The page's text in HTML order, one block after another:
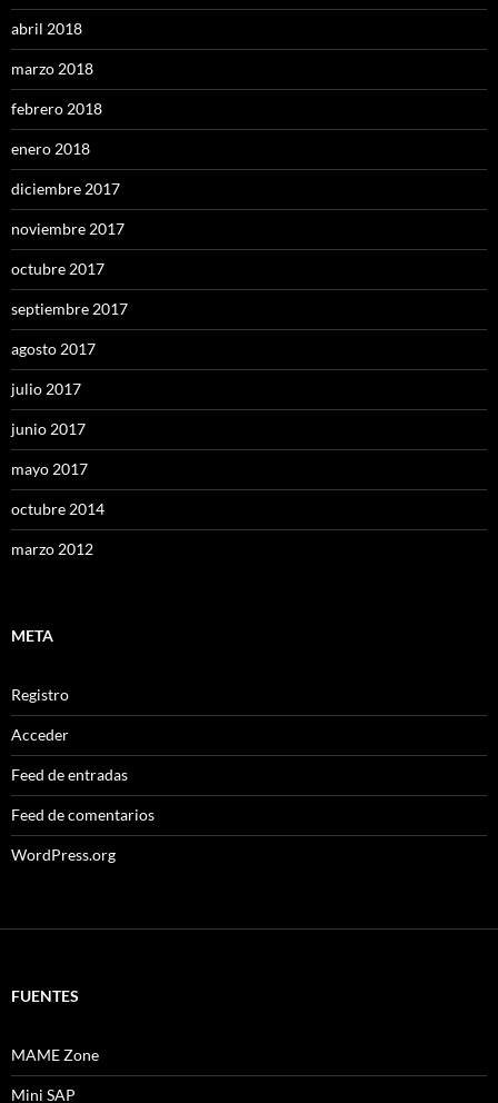
abril 2018
marzo 2018
febrero 2018
enero 2018
diciembre 2017
noviembre 2017
octubre 2017
septiembre 2017
agosto 2017
julio 2017
junio 2017
mayo 2017
octubre 2014
marzo 2012
META
Registro
Acceder
Feed de entradas
Feed de comentarios
WordPress.org
FUENTES
MAME Zone
Mini SAP